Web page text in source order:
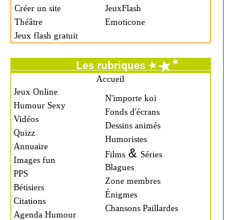
Créer un site
Théâtre
Jeux flash gratuit
JeuxFlash
Emoticone
Les rubriques
Accueil
Jeux Online
Humour Sexy
Vidéos
Quizz
Annuaire
Images fun
PPS
Bétisiers
Citations
Agenda Humour
N'importe koi
Fonds d'écrans
Dessins animés
Humoristes
Films& Séries
Blagues
Zone membres
Énigmes
Chansons Paillardes